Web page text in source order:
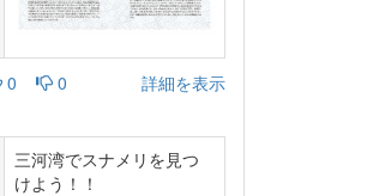
0 0 詳細を表示
三河湾でスナメリを見つ
けよう！！